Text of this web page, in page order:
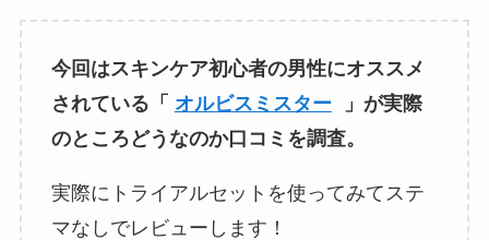
今回はスキンケア初心者の男性にオススメ
されている「 オルビスミスター
」が実際
のところどうなのか口コミを調査。
実際にトライアルセットを使ってみてステ
マなしでレビューします！